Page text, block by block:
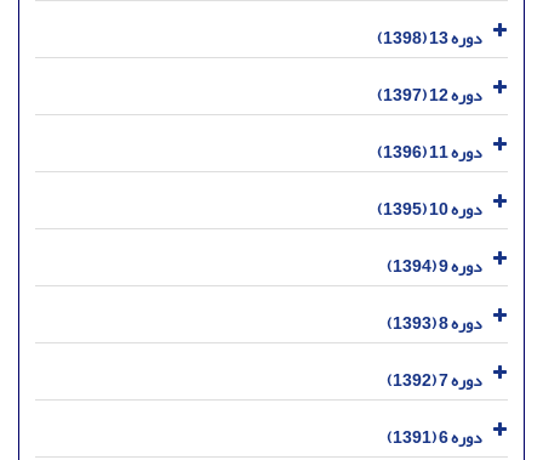
دوره 13 (1398)
دوره 12 (1397)
دوره 11 (1396)
دوره 10 (1395)
دوره 9 (1394)
دوره 8 (1393)
دوره 7 (1392)
دوره 6 (1391)